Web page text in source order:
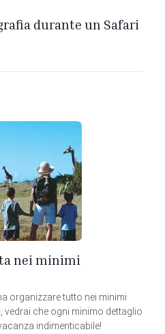
durante un Safari
nei minimi
organizzare tutto nei minimi
che ogni minimo dettaglio
indimenticabile!